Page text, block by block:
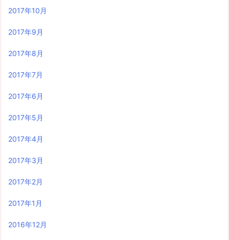
2017年10月
2017年9月
2017年8月
2017年7月
2017年6月
2017年5月
2017年4月
2017年3月
2017年2月
2017年1月
2016年12月